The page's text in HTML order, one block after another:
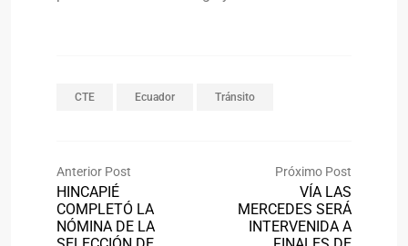
CTE Ecuador Tránsito
Anterior Post
HINCAPIÉ
COMPLETÓ LA
NÓMINA DE LA
Próximo Post
VÍA LAS
MERCEDES SERÁ
INTERVENIDA A